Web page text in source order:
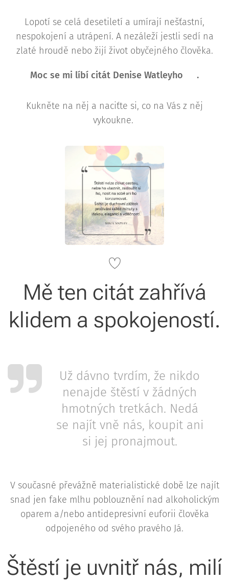
Lopotí se celá desetiletí a umírají nešťastní,
nespokojení a utrápení. A nezáleží jestli sedí na
zlaté hroudě nebo žijí život obyčejného člověka.
Moc se mi líbí citát Denise Watleyho ✍️.
Kukněte na něj a naciťte si, co na Vás z něj
vykoukne.
Mě ten citát zahřívá
klidem a spokojeností.
Už dávno tvrdím, že nikdo
nenajde štěstí v žádných
hmotných tretkách. Nedá
se najít vně nás, koupit ani
si jej pronajmout.
V současné převážně materialistické době lze najít
snad jen fake mlhu poblouznění nad alkoholickým
oparem a/nebo antidepresivní euforii člověka
odpojeného od svého pravého Já.
Štěstí je uvnitř nás, milí